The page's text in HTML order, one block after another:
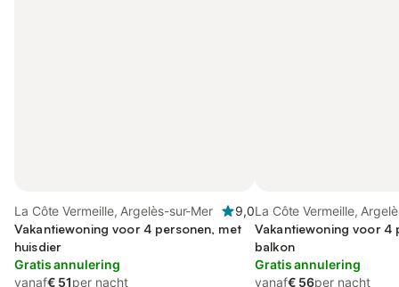
La Côte Vermeille, Argelès-sur-Mer
9,0
Vakantiewoning voor 4 personen, met
huisdier
Gratis annulering
vanaf€ 51per nacht
La Côte Vermeille,
Vakantiewoning voor 4
balkon
Gratis annulering
vanaf€ 56per nacht